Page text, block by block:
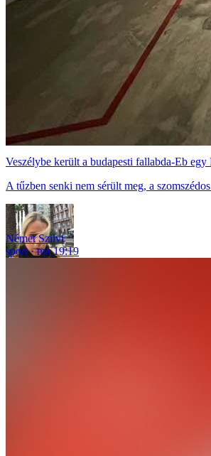
Veszélybe került a budapesti fallabda-Eb
A tűzben senki nem sérült meg, a
Német Szilvi
sport
ma 19:19